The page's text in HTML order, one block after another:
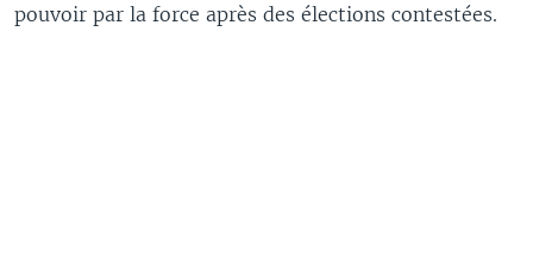
pouvoir par la force après des élections contestées.